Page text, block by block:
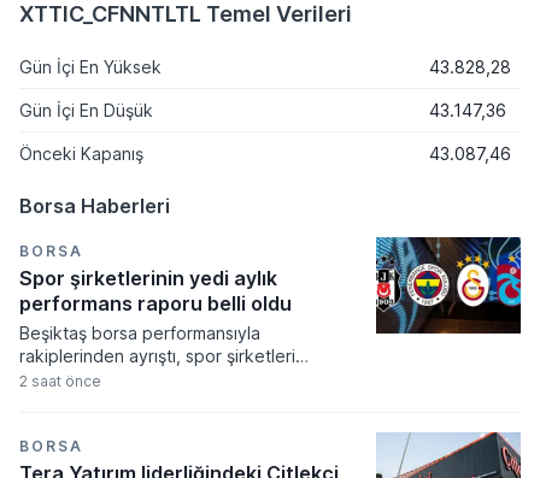
XTTIC_CFNNTLTL Temel Verileri
Gün İçi En Yüksek 43.828,28
Gün İçi En Düşük 43.147,36
Önceki Kapanış 43.087,46
Borsa Haberleri
BORSA
Spor şirketlerinin yedi aylık
performans raporu belli oldu
Beşiktaş borsa performansıyla
rakiplerinden ayrıştı, spor şirketleri
arasında yılın ilk yedi ayında yatırımcısını
sergilediği ocak-temmuz döneminde siyah-
beyazlıların hisseleri yüzde 17,2 oranında
2 saat önce
BORSA
Tera Yatırım liderliğindeki Çitlekçi